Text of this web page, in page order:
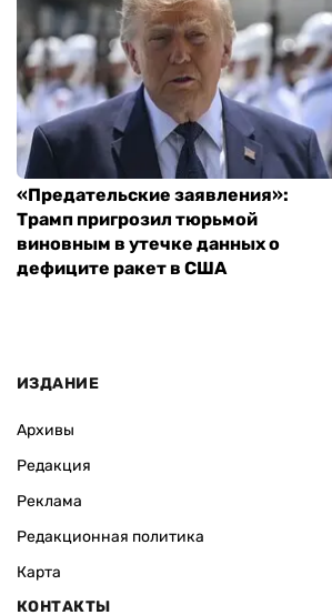
«Предательские заявления»:
Трамп пригрозил тюрьмой
виновным в утечке данных о
дефиците ракет в США
ИЗДАНИЕ
Архивы
Редакция
Реклама
Редакционная политика
Карта
КОНТАКТЫ